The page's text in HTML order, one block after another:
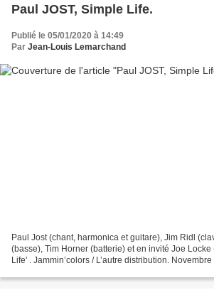
Paul JOST, Simple Life.
Publié le 05/01/2020 à 14:49
Par Jean-Louis Lemarchand
Paul Jost (chant, harmonica et guitare), Jim Ridl
(basse), Tim Horner (batterie) et en invité Joe
Life' . Jammin’colors / L’autre distribution.